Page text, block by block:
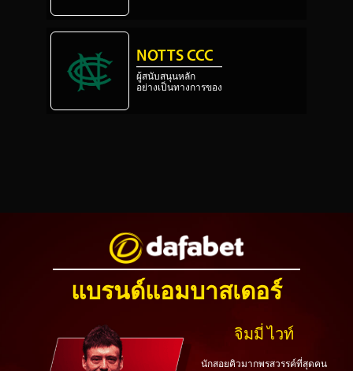
NOTTS CCC
ผู้สนับสนุนหลัก
อย่างเป็นทางการของ
แบรนด์แอมบาสเดอร์
จิมมี่ ไวท์
นักสอยคิวมากพรสวรรค์ที่สุดคน